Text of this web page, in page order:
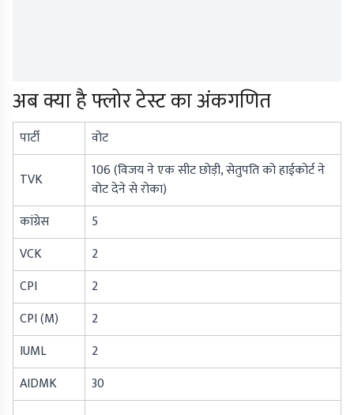
अब क्या है फ्लोर टेस्ट का अंकगणित
पार्टी
वोट
TVK
106 (विजय ने एक सीट छोड़ी, सेतुपति को हाईकोर्ट ने
वोट देने से रोका)
कांग्रेस
5
VCK
2
CPI
2
CPI (M)
2
IUML
2
AIDMK
30